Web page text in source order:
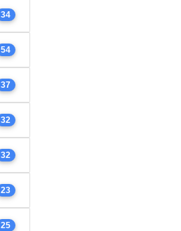
34
54
37
32
32
23
25